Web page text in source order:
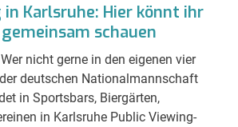
Karlsruhe: Hier könnt ihr
schauen
nicht gerne in den eigenen vier
deutschen Nationalmannschaft
in Sportsbars, Biergärten,
in Karlsruhe Public Viewing-